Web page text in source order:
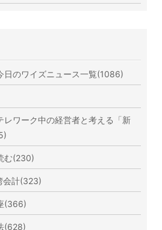
日のワイズニュース一覧(1086)
レワーク中の経営者と考える「新
む(230)
計(323)
(366)
(628)